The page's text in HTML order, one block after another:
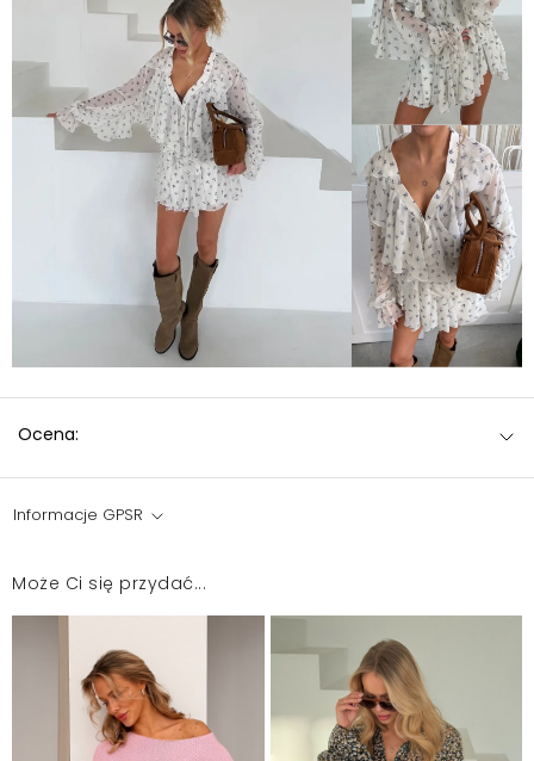
Ocena:
Informacje GPSR
Może Ci się przydać...